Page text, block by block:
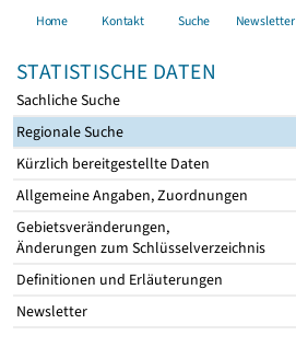
Home Kontakt Suche Newsletter
STATISTISCHE DATEN
Sachliche Suche
Regionale Suche
Kürzlich bereitgestellte Daten
Allgemeine Angaben, Zuordnungen
Gebietsveränderungen,
Änderungen zum Schlüsselverzeichnis
Definitionen und Erläuterungen
Newsletter